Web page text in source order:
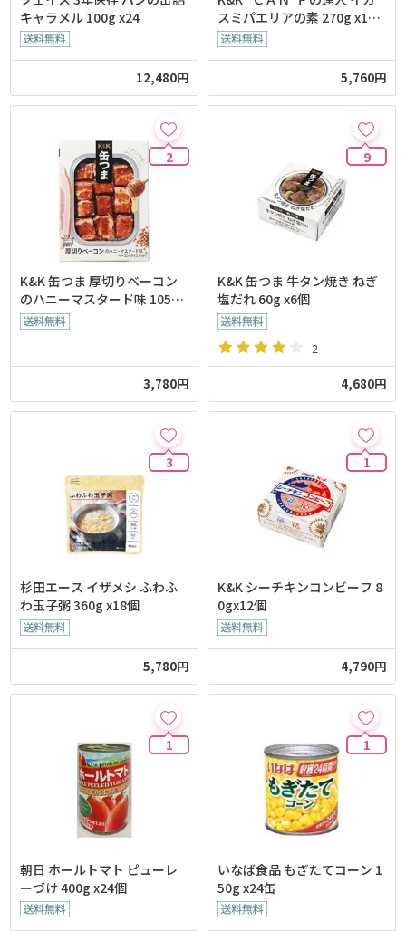
キャラメル 100g x24
12,480円
スミパエリアの素 270g x12
個
5,760円
2
K&K 缶つま 厚切りベーコン
のハニーマスタード味 105gx
6個
3,780円
9
K&K 缶つま 牛タン焼き ねぎ
塩だれ 60g x6個
2
4,680円
3
杉田エース イザメシ ふわふ
わ玉子粥 360g x18個
5,780円
1
K&K シーチキンコンビーフ 8
0gx12個
4,790円
1
朝日 ホールトマト ピューレ
ーづけ 400g x24個
1
いなば食品 もぎたてコーン 1
50g x24缶